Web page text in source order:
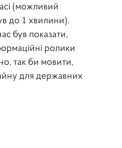
(можливий
до 1 хвилини).
був показати,
ролики
так би мовити,
для державних